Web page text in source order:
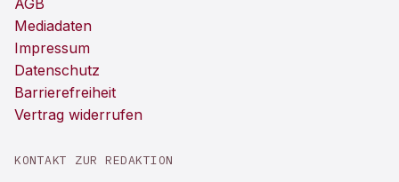
AGB
Mediadaten
Impressum
Datenschutz
Barrierefreiheit
Vertrag widerrufen
KONTAKT ZUR REDAKTION